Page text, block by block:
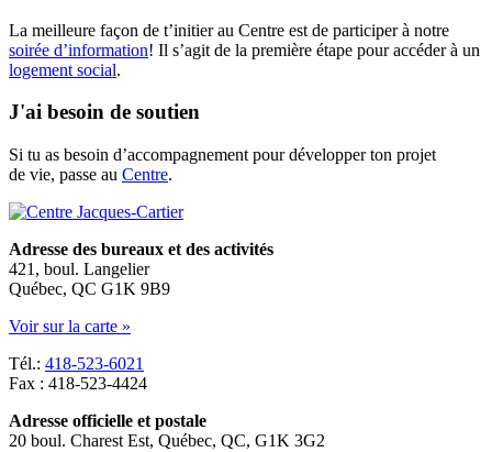
La meilleure façon de t’initier au Centre est de participer à notre
soirée d’information! Il s’agit de la première étape pour accéder à un
logement social.
J'ai besoin de soutien
Si tu as besoin d’accompagnement pour développer ton projet
de vie, passe au Centre.
Adresse des bureaux et des activités
421, boul. Langelier
Québec, QC G1K 9B9
Voir sur la carte »
Tél.: 418-523-6021
Fax : 418-523-4424
Adresse officielle et postale
20 boul. Charest Est, Québec, QC, G1K 3G2